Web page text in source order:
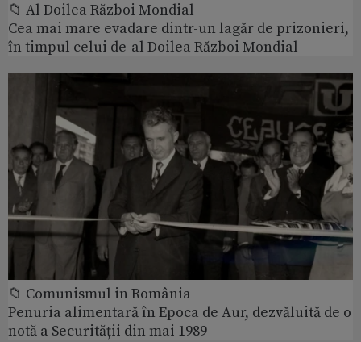
📁 Al Doilea Război Mondial
Cea mai mare evadare dintr-un lagăr de prizonieri,
în timpul celui de-al Doilea Război Mondial
📁 Comunismul in România
Penuria alimentară în Epoca de Aur, dezvăluită de o
notă a Securității din mai 1989